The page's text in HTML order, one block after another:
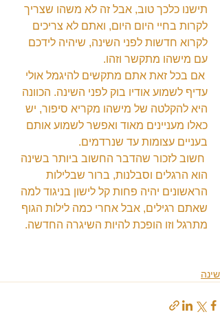
תישנו כלכך טוב, אבל זה לא משהו שצריך
לקרות בחיי היום היום, ואתם לא צריכים
לקרוא חדשות לפני השינה, שיהיה לידכם
עם מישהו מתקשר וזהו.
אם בכל זאת אתם מתקשים להיגמל אולי
עדיף לשמוע אודיו בוק לפני השינה. הכוונה
היא להקלטה של מישהו מקריא סיפור, יש
כאלו מעניינים מאוד ואפשר לשמוע אותם
בעניים עצומות עד שנרדמים.
חשוב לזכור שהדבר החשוב ביותר בשינה
הוא הרגלים וסבלנות, ברור שבלילות
הראשונים יהיה פחות קל לישון בניגוד למה
שאתם רגילים, אבל אחרי כמה לילות הגוף
מתרגל וזו הופכת להיות השיגרה החדשה.
שינה